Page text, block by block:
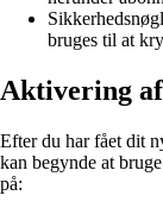
bruges til at
Aktivering
Efter du har fået dit
kan begynde at
på: